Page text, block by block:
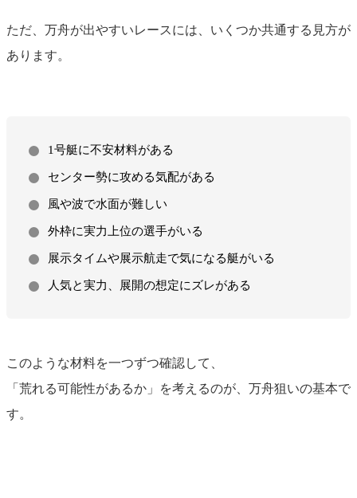
ただ、万舟が出やすいレースには、いくつか共通する見方が
あります。
1号艇に不安材料がある
センター勢に攻める気配がある
風や波で水面が難しい
外枠に実力上位の選手がいる
展示タイムや展示航走で気になる艇がいる
人気と実力、展開の想定にズレがある
このような材料を一つずつ確認して、
「荒れる可能性があるか」を考えるのが、万舟狙いの基本で
す。